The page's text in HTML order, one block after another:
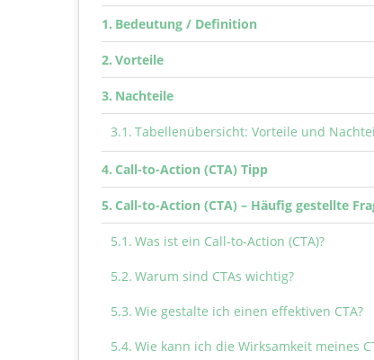
Bedeutung / Definition
Vorteile
Nachteile
Tabellenübersicht: Vorteile und
Call-to-Action (CTA) Tipp
Call-to-Action (CTA) – Häufig gestellte
Was ist ein Call-to-Action (CTA)?
Warum sind CTAs wichtig?
Wie gestalte ich einen effektiven CTA?
Wie kann ich die Wirksamkeit meines